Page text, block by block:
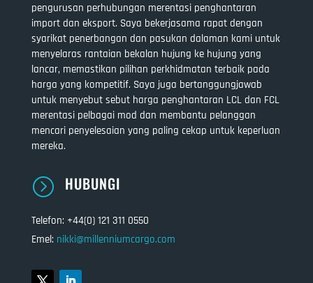
pengurusan perhubungan merentasi penghantaran
import dan eksport. Saya bekerjasama rapat dengan
syarikat penerbangan dan pasukan dalaman kami untuk
menyelaras rantaian bekalan hujung ke hujung yang
lancar, memastikan pilihan perkhidmatan terbaik pada
harga yang kompetitif. Saya juga bertanggungjawab
untuk menyebut sebut harga penghantaran LCL dan FCL
merentasi pelbagai mod dan membantu pelanggan
mencari penyelesaian yang paling cekap untuk keperluan
mereka.
= HUBUNGI
Telefon: +44(0) 121 311 0550
Emel: nikki@millenniumcargo.com